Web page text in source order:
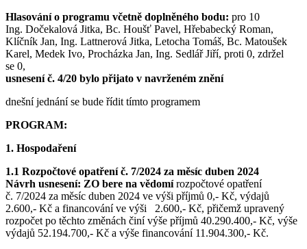
Hlasování o programu včetně doplněného bodu: pro 10
Ing. Dočekalová Jitka, Bc. Houšť Pavel, Hřebabecký Roman,
Klíčník Jan, Ing. Lattnerová Jitka, Letocha Tomáš, Bc. Matoušek
Karel, Medek Ivo, Procházka Jan, Ing. Sedlář Jiří, proti 0, zdržel
se 0,
usnesení č. 4/20 bylo přijato v navrženém znění
dnešní jednání se bude řídit tímto programem
PROGRAM:
1. Hospodaření
1.1 Rozpočtové opatření č. 7/2024 za měsíc duben 2024
Návrh usnesení: ZO bere na vědomírozpočtové opatření
č. 7/2024 za měsíc duben 2024 ve výši příjmů 0,- Kč, výdajů
2.600,- Kč a financování ve výši 2.600,- Kč, přičemž upravený
rozpočet po těchto změnách činí výše příjmů 40.290.400,- Kč, výše
výdajů 52.194.700,- Kč a výše financování 11.904.300,- Kč.